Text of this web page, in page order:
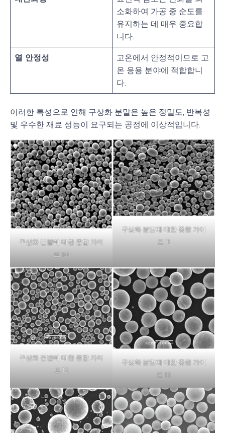
소화하여 가공 중 순도를
유지하는 데 매우 중요합
니다.
열 안정성
고온에서 안정적이므로 고
온 응용 분야에 적합합니
다.
이러한 특성으로 인해 구상화 분말은 높은 정밀도, 반복성
및 우수한 재료 성능이 요구되는 공정에 이상적입니다.
구상화 분말에 대한 종합 가이
드 10
구상화 분말에 대한 종합 가이
드 11
구상화 분말에 대한 종합 가이
드 12
구상화 분말에 대한 종합 가이
드 13